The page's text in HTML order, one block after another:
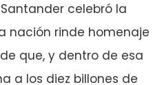
celebró la
nación rinde homenaje
que, y dentro de esa
a los diez billones de